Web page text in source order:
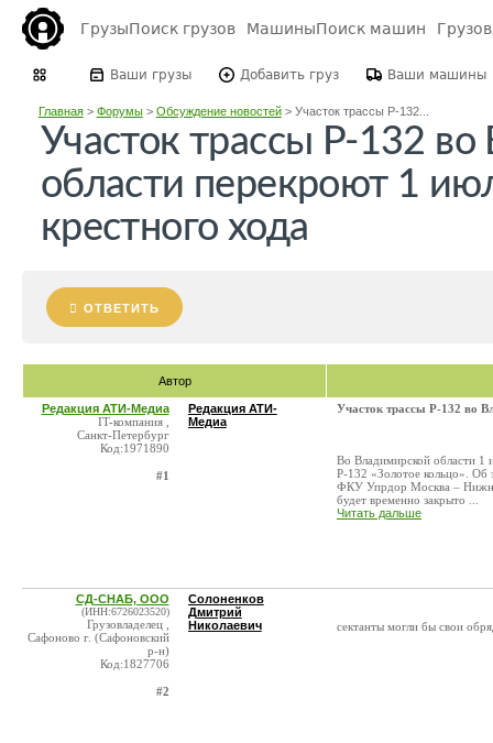
ГрузыПоиск грузов МашиныПоиск машин
Ваши грузы Добавить груз Ваши машины
Главная> Форумы> Обсуждение новостей> Участок трассы Р-132...
Участок трассы Р-132
области перекроют 1
крестного хода
ОТВЕТИТЬ
Автор
Редакция АТИ-Медиа
IT-компания ,
Санкт-Петербург
Код:1971890
#1
Редакция АТИ-
Медиа
Участок трассы Р-132 во
Во Владимирской области 1
Р-132 «Золотое кольцо». Об
ФКУ Упрдор Москва –
будет временно закрыто ...
Читать дальше
СД-СНАБ, ООО
(ИНН:6726023520)
Грузовладелец ,
Сафоново г. (Сафоновский
р-н)
Код:1827706
#2
Солоненков
Дмитрий
Николаевич
сектанты могли бы свои